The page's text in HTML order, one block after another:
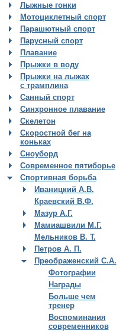
Лыжные гонки
Мотоциклетный спорт
Парашютный спорт
Парусный спорт
Плавание
Прыжки в воду
Прыжки на лыжах
с трамплина
Санный спорт
Синхронное плавание
Скелетон
Скоростной бег на
коньках
Сноуборд
Современное пятиборье
Спортивная борьба
Иваницкий А.В.
Краевский В.Ф.
Мазур А.Г.
Мамиашвили М.Г.
Мельников В. Т.
Петров А. П.
Преображенский С.А.
Фотографии
Награды
Больше чем
тренер
Воспоминания
современников